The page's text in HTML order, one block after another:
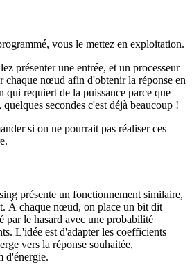
vous le mettez en exploitation.
présenter une entrée, et un processeur
chaque nœud afin d'obtenir la réponse en
qui requiert de la puissance parce que
secondes c'est déjà beaucoup !
si on ne pourrait pas réaliser ces
présente un fonctionnement similaire,
À chaque nœud, on place un bit dit
par le hasard avec une probabilité
L'idée est d'adapter les coefficients
vers la réponse souhaitée,
d'énergie.